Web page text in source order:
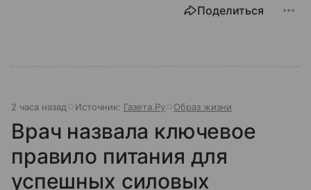
Поделиться
2 часа назад Источник: Газета.Ру Образ жизни
Врач назвала ключевое
правило питания для
успешных силовых